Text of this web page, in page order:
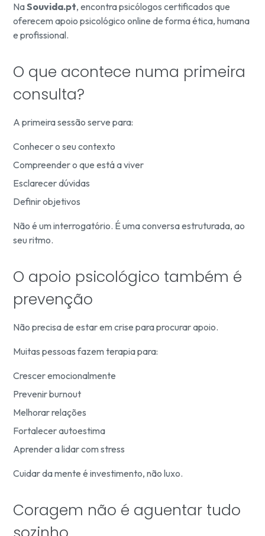
NaSouvida.pt, encontra psicólogos certificados que
oferecem apoio psicológico online de forma ética, humana
e profissional.
O que acontece numa primeira
consulta?
A primeira sessão serve para:
Conhecer o seu contexto
Compreender o que está a viver
Esclarecer dúvidas
Definir objetivos
Não é um interrogatório. É uma conversa estruturada, ao
seu ritmo.
O apoio psicológico também é
prevenção
Não precisa de estar em crise para procurar apoio.
Muitas pessoas fazem terapia para:
Crescer emocionalmente
Prevenir burnout
Melhorar relações
Fortalecer autoestima
Aprender a lidar com stress
Cuidar da mente é investimento, não luxo.
Coragem não é aguentar tudo